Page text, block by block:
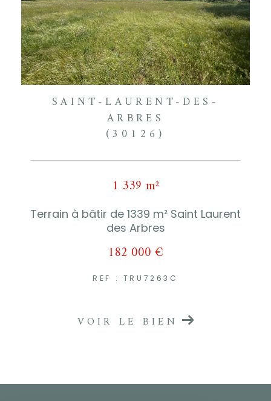
SAINT-LAURENT-DES-
ARBRES
(30126)
1 339 m²
Terrain à bâtir de 1339 m² Saint Laurent
des Arbres
182 000 €
REF : TRU7263C
VOIR LE BIEN